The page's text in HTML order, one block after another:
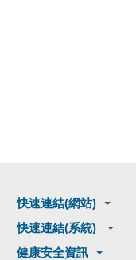
快速連結(網站)
快速連結(系統)
健康安全資訊